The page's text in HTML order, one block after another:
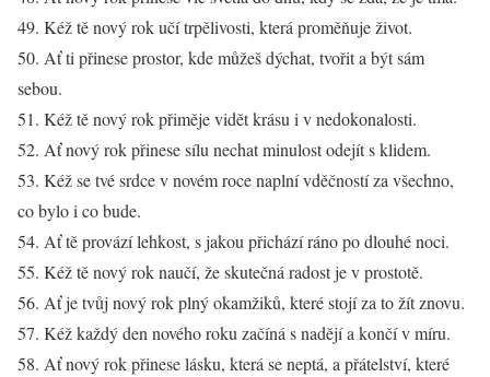
49. Kéž tě nový rok učí trpělivosti, která proměňuje život.
50. Ať ti přinese prostor, kde můžeš dýchat, tvořit a být sám
sebou.
51. Kéž tě nový rok přiměje vidět krásu i v nedokonalosti.
52. Ať nový rok přinese sílu nechat minulost odejít s klidem.
53. Kéž se tvé srdce v novém roce naplní vděčností za všechno,
co bylo i co bude.
54. Ať tě provází lehkost, s jakou přichází ráno po dlouhé noci.
55. Kéž tě nový rok naučí, že skutečná radost je v prostotě.
56. Ať je tvůj nový rok plný okamžiků, které stojí za to žít znovu.
57. Kéž každý den nového roku začíná s nadějí a končí v míru.
58. Ať nový rok přinese lásku, která se neptá, a přátelství, které